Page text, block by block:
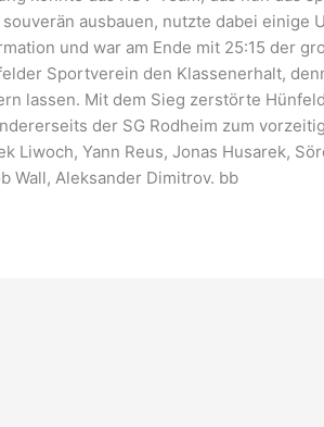
ausbauen, nutzte dabei einige
und war am Ende mit 25:15 der
Sportverein den Klassenerhalt,
lassen. Mit dem Sieg zerstörte
der SG Rodheim zum
Liwoch, Yann Reus, Jonas Husarek,
Wall, Aleksander Dimitrov. bb